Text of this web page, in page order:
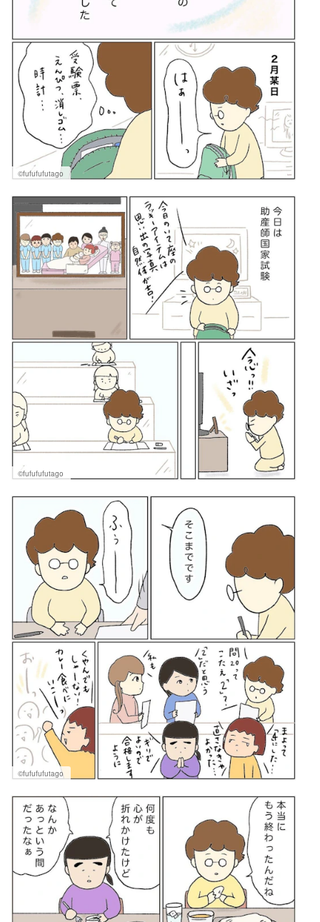
©fufufufutago
©fufufufutago
©fufufufutago